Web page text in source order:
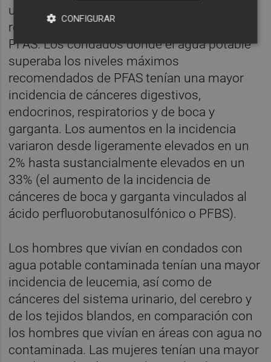
utilizando los valores de corte
recomendados por la EPA para cada tipo de
PFAS. Los condados donde el agua potable
superaba los niveles máximos
recomendados de PFAS tenían una mayor
incidencia de cánceres digestivos,
endocrinos, respiratorios y de boca y
garganta. Los aumentos en la incidencia
variaron desde ligeramente elevados en un
2% hasta sustancialmente elevados en un
33% (el aumento de la incidencia de
cánceres de boca y garganta vinculados al
ácido perfluorobutanosulfónico o PFBS).
Los hombres que vivían en condados con
agua potable contaminada tenían una mayor
incidencia de leucemia, así como de
cánceres del sistema urinario, del cerebro y
de los tejidos blandos, en comparación con
los hombres que vivían en áreas con agua no
contaminada. Las mujeres tenían una mayor
CONFIGURAR